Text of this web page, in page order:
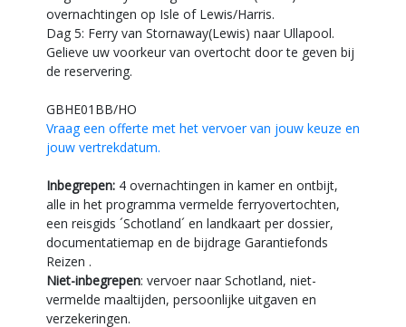
overnachtingen op Isle of Lewis/Harris.
Dag 5: Ferry van Stornaway(Lewis) naar Ullapool.
Gelieve uw voorkeur van overtocht door te geven bij
de reservering.
GBHE01BB/HO
Vraag een offerte met het vervoer van jouw keuze en
jouw vertrekdatum.
Inbegrepen: 4 overnachtingen in kamer en ontbijt,
alle in het programma vermelde ferryovertochten,
een reisgids ´Schotland´ en landkaart per dossier,
documentatiemap en de bijdrage Garantiefonds
Reizen .
Niet-inbegrepen: vervoer naar Schotland, niet-
vermelde maaltijden, persoonlijke uitgaven en
verzekeringen.